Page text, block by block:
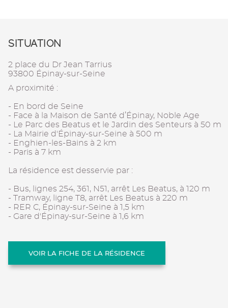
SITUATION
2 place du Dr Jean Tarrius
93800 Épinay-sur-Seine
A proximité :
- En bord de Seine
- Face à la Maison de Santé d’Épinay, Noble Age
- Le Parc des Beatus et le Jardin des Senteurs à 50 m
- La Mairie d'Épinay-sur-Seine à 500 m
- Enghien-les-Bains à 2 km
- Paris à 7 km
La résidence est desservie par :
- Bus, lignes 254, 361, N51, arrêt Les Beatus, à 120 m
- Tramway, ligne T8, arrêt Les Beatus à 220 m
- RER C, Épinay-sur-Seine à 1,5 km
- Gare d'Épinay-sur-Seine à 1,6 km
VOIR LA FICHE DE LA RÉSIDENCE